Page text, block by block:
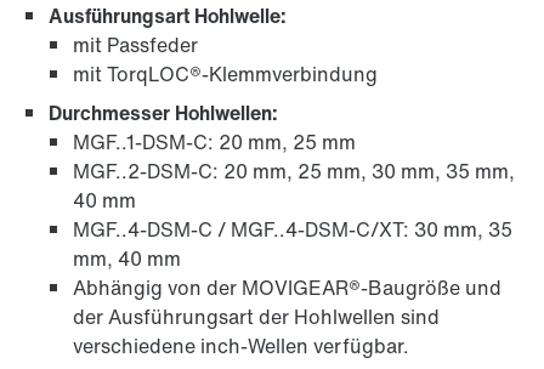
Ausführungsart Hohlwelle:
mit Passfeder
mit TorqLOC®-Klemmverbindung
Durchmesser Hohlwellen:
MGF..1-DSM-C: 20 mm, 25 mm
MGF..2-DSM-C: 20 mm, 25 mm, 30 mm, 35 mm,
40 mm
MGF..4-DSM-C / MGF..4-DSM-C/XT: 30 mm, 35
mm, 40 mm
Abhängig von der MOVIGEAR®-Baugröße und
der Ausführungsart der Hohlwellen sind
verschiedene inch-Wellen verfügbar.